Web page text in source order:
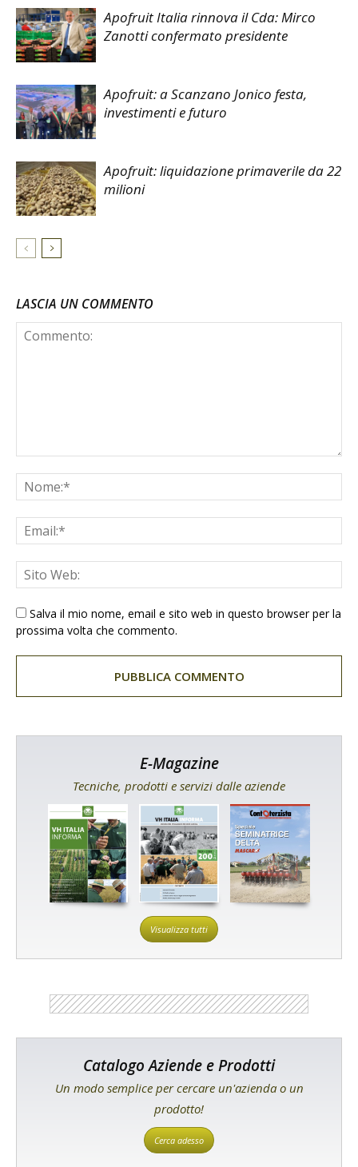
Apofruit Italia rinnova il Cda: Mirco
Zanotti confermato presidente
Apofruit: a Scanzano Jonico festa,
investimenti e futuro
Apofruit: liquidazione primaverile da 22
milioni
LASCIA UN COMMENTO
Salva il mio nome, email e sito web in questo browser per la
prossima volta che commento.
E-Magazine
Tecniche, prodotti e servizi dalle aziende
Visualizza tutti
Catalogo Aziende e Prodotti
Un modo semplice per cercare un'azienda o un
prodotto!
Cerca adesso